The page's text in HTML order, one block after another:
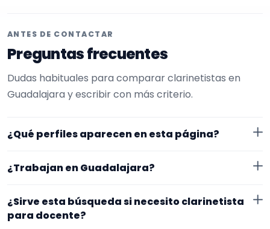
ANTES DE CONTACTAR
Preguntas frecuentes
Dudas habituales para comparar clarinetistas en
Guadalajara y escribir con más criterio.
¿Qué perfiles aparecen en esta página?
EncuentraMúsico. La selección está filtrada por
experiencia o disponibilidad para docente. Además, la
página se centra en perfiles que trabajan en
¿Trabajan en Guadalajara?
en Guadalajara. Aun así, conviene confirmar lugar
¿Sirve esta búsqueda si necesito clarinetista
para docente?